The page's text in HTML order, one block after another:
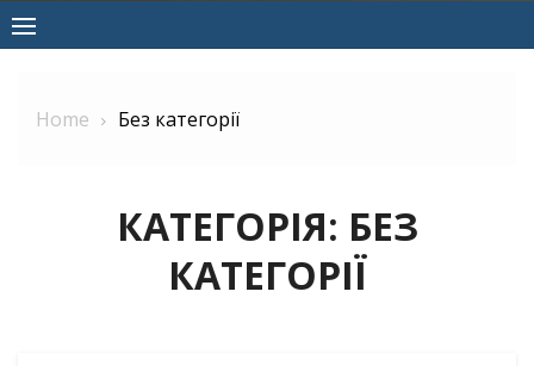
Home Без категорії
КАТЕГОРІЯ: БЕЗ
КАТЕГОРІЇ